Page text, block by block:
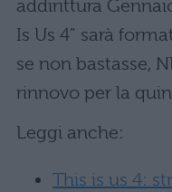
addirittura
Is Us 4” sarà
se non bastasse,
rinnovo per la
Leggi anche:
This is us 4: